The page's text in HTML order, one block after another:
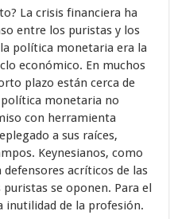
La crisis financiera ha
entre los puristas y los
política monetaria era la
económico. En muchos
plazo están cerca de
monetaria no
con herramienta
a sus raíces,
Keynesianos, como
acríticos de las
se oponen. Para el
inutilidad de la profesión.